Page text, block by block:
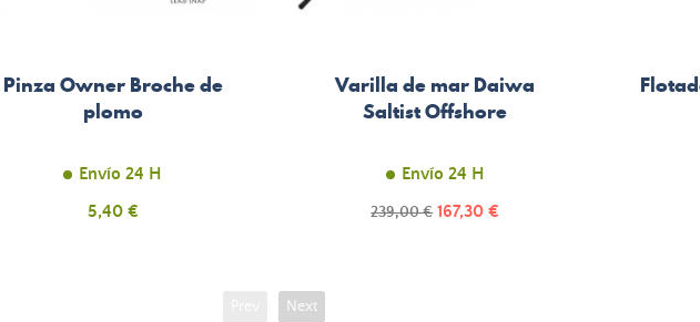
Pinza Owner Broche de
plomo
Envío 24 H
Precio
5,40 €
Varilla de mar Daiwa
Saltist Offshore
Envío 24 H
Precio
239,00 € Precio
167,30 €
Next